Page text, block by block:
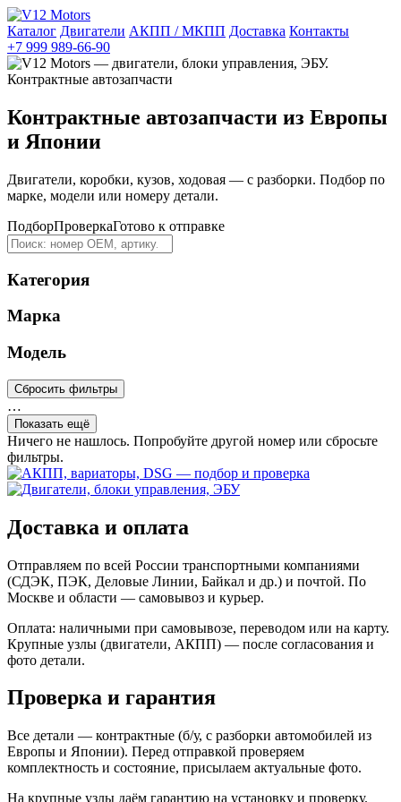
Каталог Двигатели АКПП / МКПП Доставка Контакты
+7 999 989-66-90
Контрактные автозапчасти из Европы
и Японии
Двигатели, коробки, кузов, ходовая — с разборки. Подбор по
марке, модели или номеру детали.
ПодборПроверкаГотово к отправке
Категория
Марка
Модель
Сбросить фильтры
…
Показать ещё
Ничего не нашлось. Попробуйте другой номер или сбросьте
фильтры.
Доставка и оплата
Отправляем по всей России транспортными компаниями
(СДЭК, ПЭК, Деловые Линии, Байкал и др.) и почтой. По
Москве и области — самовывоз и курьер.
Оплата: наличными при самовывозе, переводом или на карту.
Крупные узлы (двигатели, АКПП) — после согласования и
фото детали.
Проверка и гарантия
Все детали — контрактные (б/у, с разборки автомобилей из
Европы и Японии). Перед отправкой проверяем
комплектность и состояние, присылаем актуальные фото.
На крупные узлы даём гарантию на установку и проверку.